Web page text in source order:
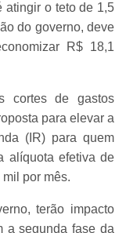
atingir o teto de 1,5
do governo, deve
R$ 18,1
cortes de gastos
para elevar a
(IR) para quem
alíquota efetiva de
por mês.
terão impacto
a segunda fase da